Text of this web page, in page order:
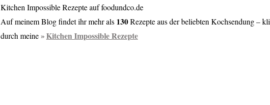
Kitchen Impossible Rezepte auf foodundco.de
Auf meinem Blog findet ihr mehr als 130Rezepte aus der beliebten Kochsendung –
durch meine
Kitchen Impossible Rezepte